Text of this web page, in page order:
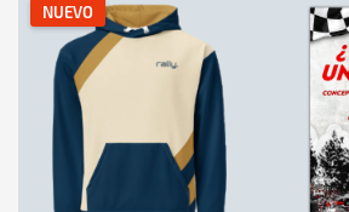
NUEVO